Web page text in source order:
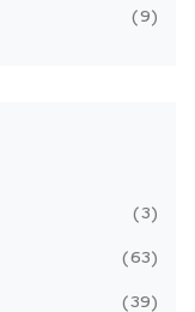
9
3
63
39